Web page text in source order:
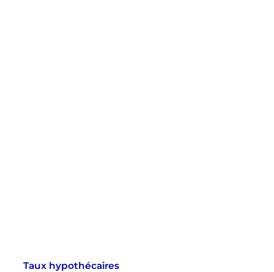
Taux hypothécaires